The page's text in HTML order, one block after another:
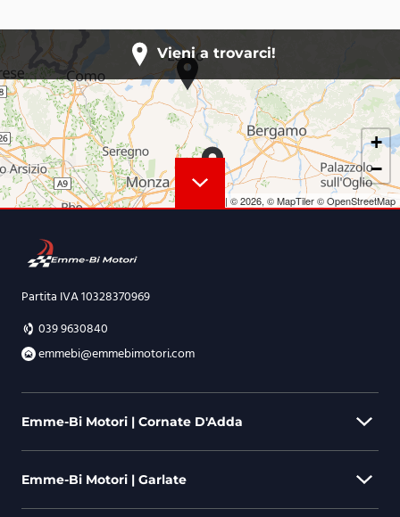
Vieni a trovarci!
+
−
| © 2026, © MapTiler© OpenStreetMap
Partita IVA 10328370969
039 9630840
emmebi@emmebimotori.com
Emme-Bi Motori | Cornate D'Adda
Emme-Bi Motori | Garlate